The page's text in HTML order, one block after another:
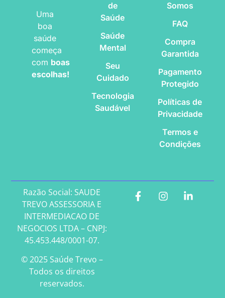
Uma
boa
saúde
começa
com boas
escolhas!
de
Saúde
Saúde
Mental
Seu
Cuidado
Tecnologia
Saudável
Somos
FAQ
Compra
Garantida
Pagamento
Protegido
Políticas de
Privacidade
Termos e
Condições
Razão Social: SAUDE
TREVO ASSESSORIA E
INTERMEDIACAO DE
NEGOCIOS LTDA – CNPJ:
45.453.448/0001-07.
© 2025 Saúde Trevo –
Todos os direitos
reservados.